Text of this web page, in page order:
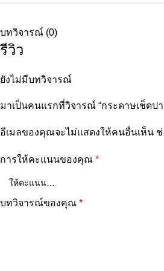
บทวิจารณ์ (0)
รีวิว
ยังไม่มีบทวิจารณ์
มาเป็นคนแรกที่วิจารณ์ “กระดาษเช็ดป
อีเมลของคุณจะไม่แสดงให้คนอื่นเห็น
การให้คะแนนของคุณ *
บทวิจารณ์ของคุณ *